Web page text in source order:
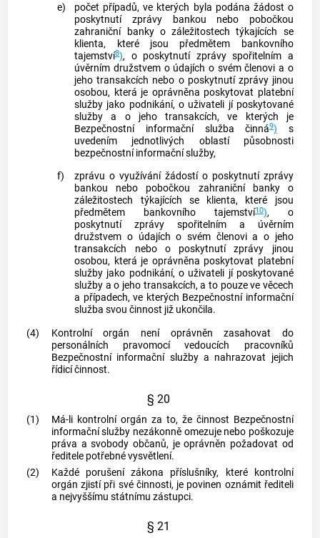
e)
počet případů, ve kterých byla podána žádost o
poskytnutí zprávy
bankou nebo pobočkou
zahraniční bankyo záležitostech týkajících se
klienta, které jsou předmětem bankovního
tajemství8), o poskytnutí zprávy spořitelním a
úvěrním družstvem o údajích o svém členovi a o
jeho transakcích nebo o poskytnutí zprávy jinou
osobou, která je oprávněna poskytovat platební
služby jako podnikání, o uživateli jí poskytované
služby a o jeho transakcích, ve kterých je
Bezpečnostní informační služba činná9) s
uvedením jednotlivých oblastí působnosti
bezpečnostní informační služby,
f)
zprávu o využívání žádostí o poskytnutí zprávy
bankou nebo pobočkou zahraniční bankyo
záležitostech týkajících se klienta, které jsou
předmětem bankovního tajemství10), o
poskytnutí zprávy spořitelním a úvěrním
družstvem o údajích o svém členovi a o jeho
transakcích nebo o poskytnutí zprávy jinou
osobou, která je oprávněna poskytovat platební
služby jako podnikání, o uživateli jí poskytované
služby a o jeho transakcích, a to pouze ve věcech
a případech, ve kterých Bezpečnostní informační
služba svou činnost již ukončila.
(4)
Kontrolní orgán není oprávněn zasahovat do
personálních pravomocí vedoucích pracovníků
Bezpečnostní informační služby a nahrazovat jejich
řídicí činnost.
§ 20
(1)
Má-li kontrolní orgán za to, že činnost Bezpečnostní
informační služby nezákonně omezuje nebo poškozuje
práva a svobody občanů, je oprávněn požadovat od
ředitele potřebné vysvětlení.
(2)
Každé porušení zákona příslušníky, které kontrolní
orgán zjistí při své činnosti, je povinen oznámit řediteli
a nejvyššímu státnímu zástupci.
§ 21